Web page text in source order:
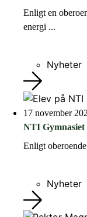
Enligt en
energi ...
Nyheter
17 november
NTI Gymnasiet
Enligt
Nyheter